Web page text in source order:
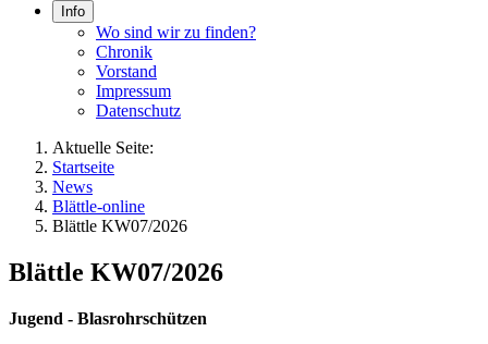
Info
Wo sind wir zu finden?
Chronik
Vorstand
Impressum
Datenschutz
Aktuelle Seite:
Startseite
News
Blättle-online
Blättle KW07/2026
Blättle KW07/2026
Jugend - Blasrohrschützen